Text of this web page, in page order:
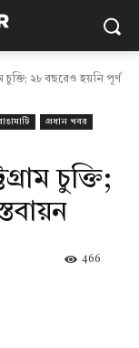
চুক্তি; ২৮ বছরেও হয়নি পূর্ণ
প্রধান খবর
চুক্তি;
466